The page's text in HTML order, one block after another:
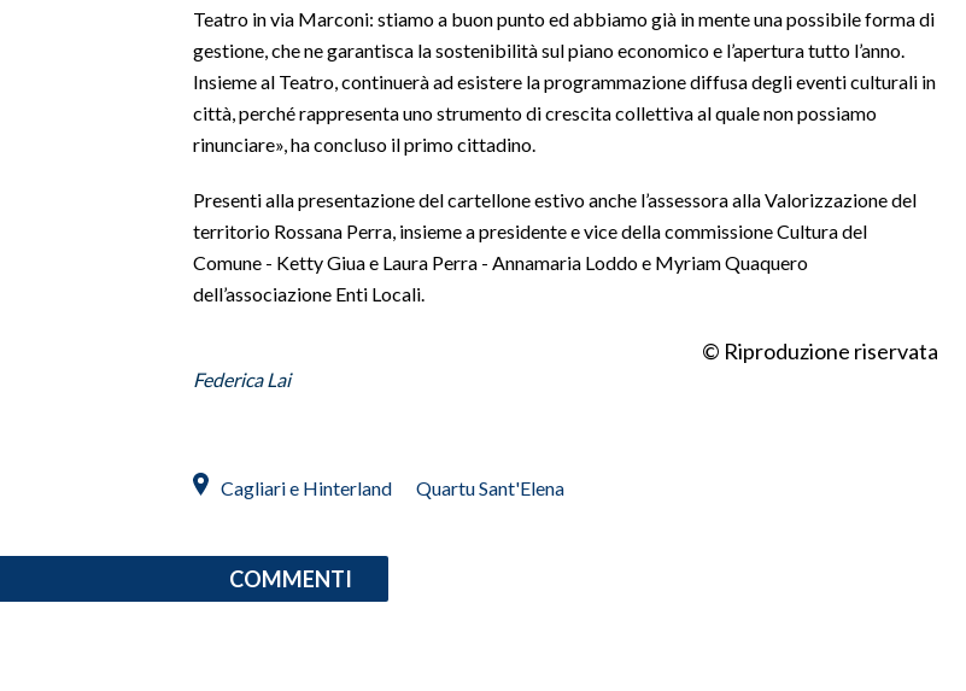
Teatro in via Marconi: stiamo a buon punto ed abbiamo già in mente una possibile forma di
gestione, che ne garantisca la sostenibilità sul piano economico e l’apertura tutto l’anno.
Insieme al Teatro, continuerà ad esistere la programmazione diffusa degli eventi culturali in
città, perché rappresenta uno strumento di crescita collettiva al quale non possiamo
rinunciare», ha concluso il primo cittadino.
Presenti alla presentazione del cartellone estivo anche l’assessora alla Valorizzazione del
territorio Rossana Perra, insieme a presidente e vice della commissione Cultura del
Comune - Ketty Giua e Laura Perra - Annamaria Loddo e Myriam Quaquero
dell’associazione Enti Locali.
© Riproduzione riservata
Federica Lai
Cagliari e Hinterland Quartu Sant'Elena
COMMENTI